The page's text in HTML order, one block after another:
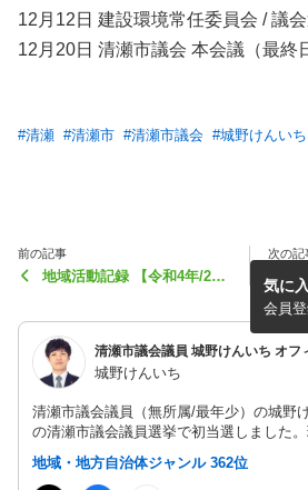
12月12日 建設環境常任委員会 / 議
12月20日 清瀬市議会 本会議（最終
#清瀬 #清瀬市 #清瀬市議会 #城野けんいち
前の記事
地域活動記録 【令和4年/202
次の記
清瀬
例会
城野けんいち
清瀬市議会議員（無所属/最年少）の城野
の清瀬市議会議員選挙で初当選しました
の一般質問、議会だよりなどを中心に、
していきます。
気に
会員
地域・地方自治体ジャンル 362位